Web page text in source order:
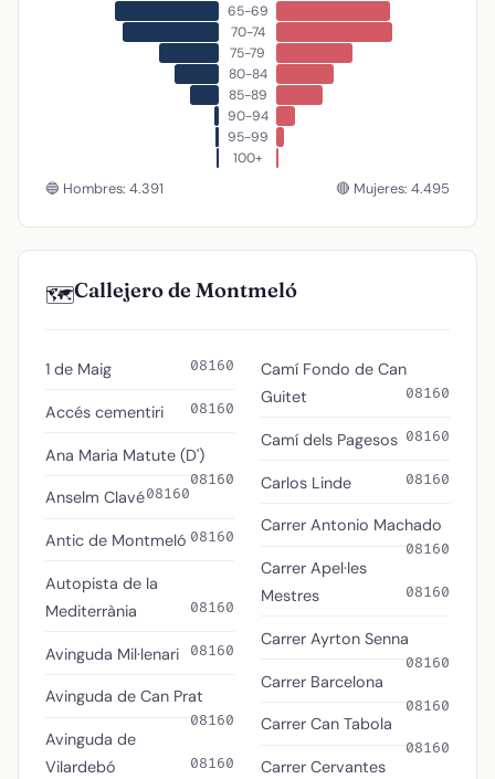
65-69
70-74
75-79
80-84
85-89
90-94
95-99
100+
🔵 Hombres: 4.391 🔴 Mujeres: 4.495
🗺️Callejero de Montmeló
1 de Maig 08160
Accés cementiri 08160
Ana Maria Matute (D')
08160
Anselm Clavé08160
Antic de Montmeló 08160
Autopista de la
Mediterrània
08160
Avinguda Mil·lenari 08160
Avinguda de Can Prat
08160
Avinguda de
Vilardebó
08160
Camí Fondo de Can
Guitet
08160
Camí dels Pagesos 08160
Carlos Linde 08160
Carrer Antonio Machado
08160
Carrer Apel·les
Mestres
08160
Carrer Ayrton Senna
08160
Carrer Barcelona
08160
Carrer Can Tabola
08160
Carrer Cervantes